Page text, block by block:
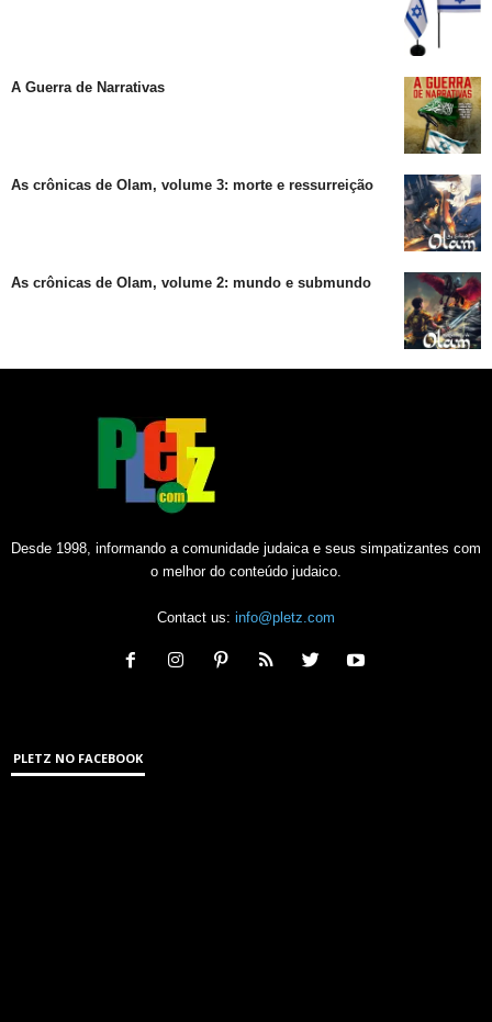
A Guerra de Narrativas
As crônicas de Olam, volume 3: morte e ressurreição
As crônicas de Olam, volume 2: mundo e submundo
Desde 1998, informando a comunidade judaica e seus simpatizantes com
o melhor do conteúdo judaico.
Contact us: info@pletz.com
PLETZ NO FACEBOOK